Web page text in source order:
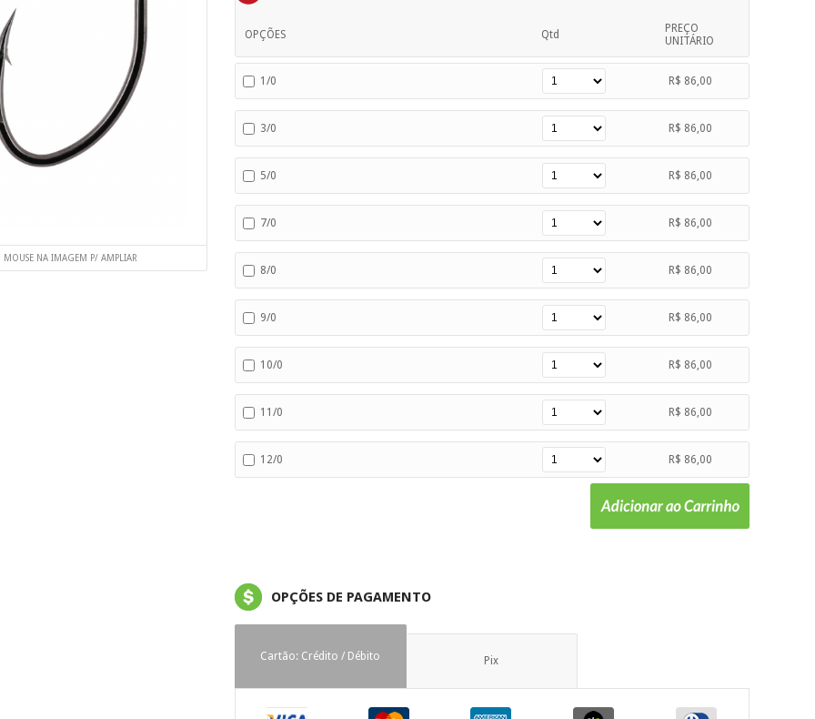
MOUSE NA IMAGEM P/ AMPLIAR
OPÇÕES Qtd
PREÇO
UNITÁRIO
1/0 R$ 86,00
3/0 R$ 86,00
5/0 R$ 86,00
7/0 R$ 86,00
8/0 R$ 86,00
9/0 R$ 86,00
10/0 R$ 86,00
11/0 R$ 86,00
12/0 R$ 86,00
OPÇÕES DE PAGAMENTO
Cartão: Crédito / Débito Pix